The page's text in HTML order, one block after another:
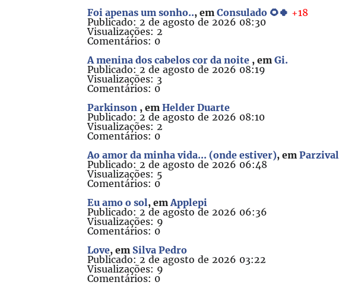
Foi apenas um sonho.., emConsulado 🌻🍀 +18
Publicado: 2 de agosto de 2026 08:30
Visualizações: 2
Comentários: 0
A menina dos cabelos cor da noite , emGi.
Publicado: 2 de agosto de 2026 08:19
Visualizações: 3
Comentários: 0
Parkinson , emHelder Duarte
Publicado: 2 de agosto de 2026 08:10
Visualizações: 2
Comentários: 0
Ao amor da minha vida... (onde estiver), emParzival
Publicado: 2 de agosto de 2026 06:48
Visualizações: 5
Comentários: 0
Eu amo o sol, emApplepi
Publicado: 2 de agosto de 2026 06:36
Visualizações: 9
Comentários: 0
Love, em Silva Pedro
Publicado: 2 de agosto de 2026 03:22
Visualizações: 9
Comentários: 0